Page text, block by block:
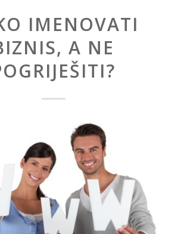
IMENOVATI
A NE